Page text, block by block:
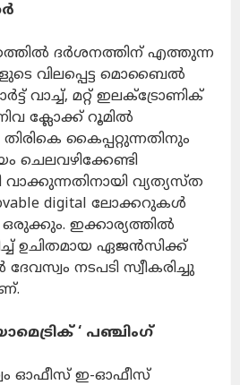
ദർശനത്തിന് എത്തുന്ന
വിലപ്പെട്ട മൊബൈൽ
വാച്ച്, മറ്റ് ഇലക്ട്രോണിക്
ക്ലോക്ക് റൂമിൽ
കൈപ്പറ്റുന്നതിനും
ചെലവഴിക്കേണ്ടി
വ്യത്യസ്‌ത
digital ലോക്കറുകൾ
ഇക്കാര്യത്തിൽ
ഉചിതമായ ഏജൻസിക്ക്
നടപടി സ്വീകരിച്ചു
‘ പഞ്ചിംഗ്
ഓഫീസ് ഇ-ഓഫീസ്